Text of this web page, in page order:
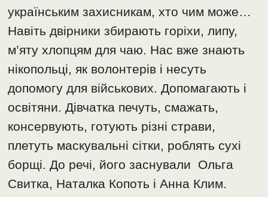
українським захисникам, хто чим може…
Навіть двірники збирають горіхи, липу,
м’яту хлопцям для чаю. Нас вже знають
нікопольці, як волонтерів і несуть
допомогу для військових. Допомагають і
освітяни. Дівчатка печуть, смажать,
консервують, готують різні страви,
плетуть маскувальні сітки, роблять сухі
борщі. До речі, його заснували Ольга
Свитка, Наталка Копоть і Анна Клим.